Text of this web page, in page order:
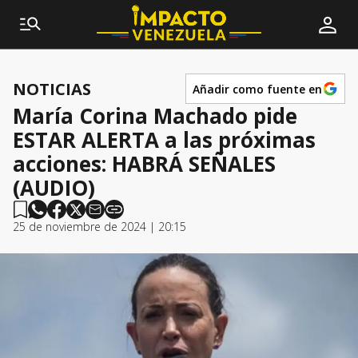
NOTICIAS Añadir como fuente en
María Corina Machado pide
ESTAR ALERTA a las próximas
acciones: HABRÁ SEÑALES
(AUDIO)
25 de noviembre de 2024 | 20:15